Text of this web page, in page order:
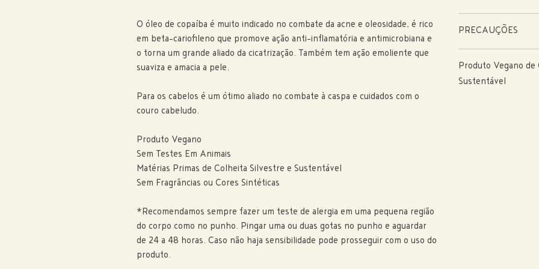
O óleo de copaíba é muito indicado no combate da acne e oleosidade, é rico
em beta-cariofileno que promove ação anti-inflamatória e antimicrobiana e
o torna um grande aliado da cicatrização. Também tem ação emoliente que
suaviza e amacia a pele.
Para os cabelos é um ótimo aliado no combate à caspa e cuidados com o
couro cabeludo.
Produto Vegano
Sem Testes Em Animais
Matérias Primas de Colheita Silvestre e Sustentável
Sem Fragrâncias ou Cores Sintéticas
*Recomendamos sempre fazer um teste de alergia em uma pequena região
do corpo como no punho. Pingar uma ou duas gotas no punho e aguardar
de 24 a 48 horas. Caso não haja sensibilidade pode prosseguir com o uso do
produto.
suavemente. Nos cabelos
úmida para auxiliar na
PRECAUÇÕES
leves variações de cor,
Uso externo. Manter fora
Produto Vegano
Sustentável